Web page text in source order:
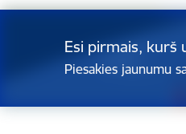
Esi pirmais, kurš
Piesakies jaunumu